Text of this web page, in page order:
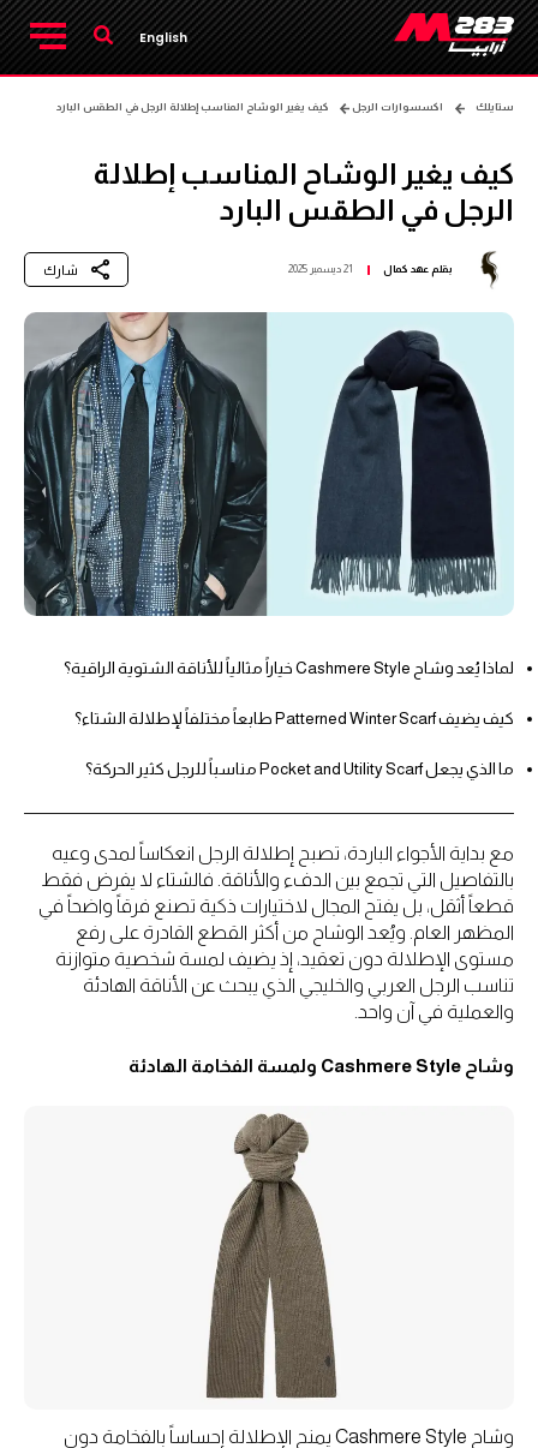
English
ستايلك اكسسوارات الرجل كيف يغير الوشاح المناسب إطلالة الرجل في الطقس البارد
كيف يغير الوشاح المناسب إطلالة
الرجل في الطقس البارد
بقلمعهد كمال 21 ديسمبر 2025 شارك
لماذا يُعد وشاح Cashmere Style خياراً مثالياً للأناقة الشتوية الراقية؟
كيف يضيف Patterned Winter Scarf طابعاً مختلفاً لإطلالة الشتاء؟
ما الذي يجعل Pocket and Utility Scarf مناسباً للرجل كثير الحركة؟
مع بداية الأجواء الباردة، تصبح إطلالة الرجل انعكاساً لمدى وعيه
بالتفاصيل التي تجمع بين الدفء والأناقة. فالشتاء لا يفرض فقط
قطعاً أثقل، بل يفتح المجال لاختيارات ذكية تصنع فرقاً واضحاً في
المظهر العام. ويُعد الوشاح من أكثر القطع القادرة على رفع
مستوى الإطلالة دون تعقيد، إذ يضيف لمسة شخصية متوازنة
تناسب الرجل العربي والخليجي الذي يبحث عن الأناقة الهادئة
والعملية في آن واحد.
وشاح Cashmere Style ولمسة الفخامة الهادئة
وشاح Cashmere Style يمنح الإطلالة إحساساً بالفخامة دون